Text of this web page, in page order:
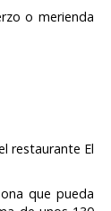
o merienda
restaurante El
que pueda